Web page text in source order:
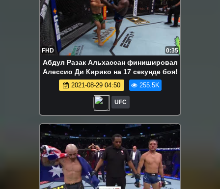
FHD 0:35
Абдул Разак Альхассан финишировал
Алессио Ди Кирико на 17 секунде боя!
2021-08-29 04:50 255.5K
UFC